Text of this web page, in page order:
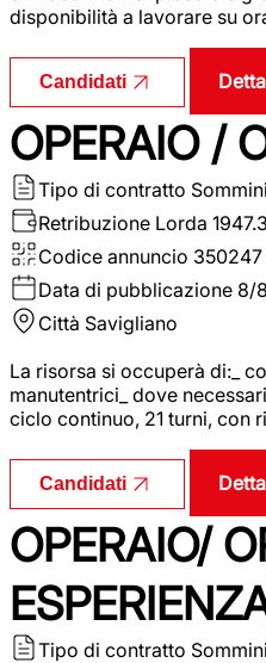
disponibilità a lavorare su
Candidati
OPERAIO /
Tipo di contratto
Retribuzione Lorda
Codice annuncio 350247
Data di pubblicazione 8/
Città Savigliano
La risorsa si occuperà di:_
manutentrici_ dove
ciclo continuo, 21 turni, con
Candidati
OPERAIO/
Tipo di contratto